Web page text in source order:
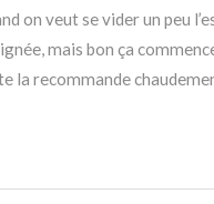
on veut se vider un peu
mais bon ça
la recommande